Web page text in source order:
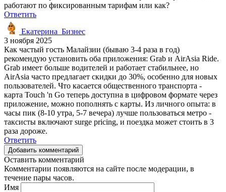
работают по фиксированным тарифам или как?
Ответить
Екатерина_Бизнес
3 ноября 2025
Как частый гость Малайзии (бываю 3-4 раза в год)
рекомендую установить оба приложения: Grab и AirAsia Ride.
Grab имеет больше водителей и работает стабильнее, но
AirAsia часто предлагает скидки до 30%, особенно для новых
пользователей. Что касается общественного транспорта -
карта Touch 'n Go теперь доступна в цифровом формате через
приложение, можно пополнять с карты. Из личного опыта: в
часы пик (8-10 утра, 5-7 вечера) лучше пользоваться метро -
таксисты включают surge pricing, и поездка может стоить в 3
раза дороже.
Ответить
Добавить комментарий
Оставить комментарий
Комментарии появляются на сайте после модерации, в
течение пары часов.
Имя